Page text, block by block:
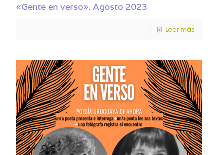
«Gente en verso». Agosto 2023
Leer más